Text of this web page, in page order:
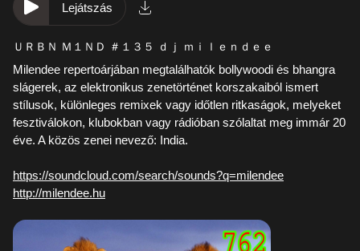
Lejátszás
ＵＲＢＮ Ｍ１ＮＤ ＃１３５ ｄｊ ｍｉｌｅｎｄｅｅ
Milendee repertoárjában megtalálhatók bollywoodi és bhangra
slágerek, az elektronikus zenetörténet korszakaiból ismert
stílusok, különleges remixek vagy időtlen ritkaságok, melyeket
fesztiválokon, klubokban vagy rádióban szólaltat meg immár 20
éve. A közös zenei nevező: India.
https://soundcloud.com/search/sounds?q=milendee
http://milendee.hu